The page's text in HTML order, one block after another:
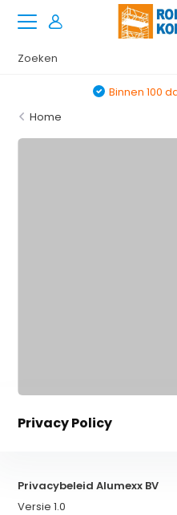
Binnen 100
Home
Privacy Policy
Privacybeleid Alumexx BV
Versie 1.0